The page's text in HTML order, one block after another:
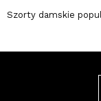
Szorty damskie